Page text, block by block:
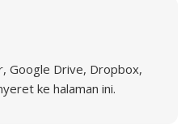
Google Drive, Dropbox,
ke halaman ini.